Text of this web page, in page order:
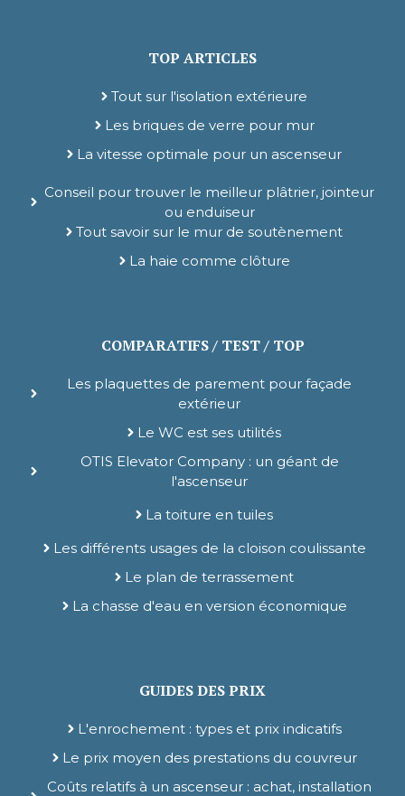
TOP ARTICLES
Tout sur l'isolation extérieure
Les briques de verre pour mur
La vitesse optimale pour un ascenseur
Conseil pour trouver le meilleur plâtrier, jointeur
ou enduiseur
Tout savoir sur le mur de soutènement
La haie comme clôture
COMPARATIFS / TEST / TOP
Les plaquettes de parement pour façade
extérieur
Le WC est ses utilités
OTIS Elevator Company : un géant de
l'ascenseur
La toiture en tuiles
Les différents usages de la cloison coulissante
Le plan de terrassement
La chasse d'eau en version économique
GUIDES DES PRIX
L'enrochement : types et prix indicatifs
Le prix moyen des prestations du couvreur
Coûts relatifs à un ascenseur : achat, installation